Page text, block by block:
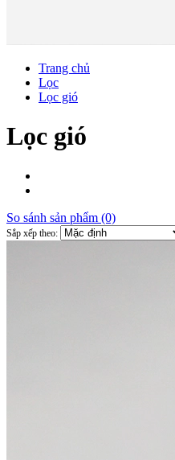
Trang chủ
Lọc
Lọc gió
Lọc gió
So sánh sản phẩm (0)
Sắp xếp theo: